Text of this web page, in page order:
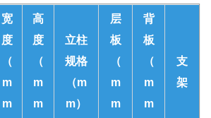
宽
度
（
m
m
高
度
（
m
m
立柱
规格
（m
m）
层
板
（
m
m
背
板
（
m
m
支
架